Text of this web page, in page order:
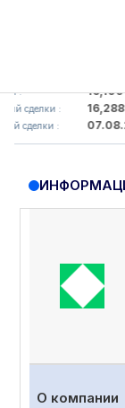
: 16,100
сделки : 16,288(
сделки :
О компании